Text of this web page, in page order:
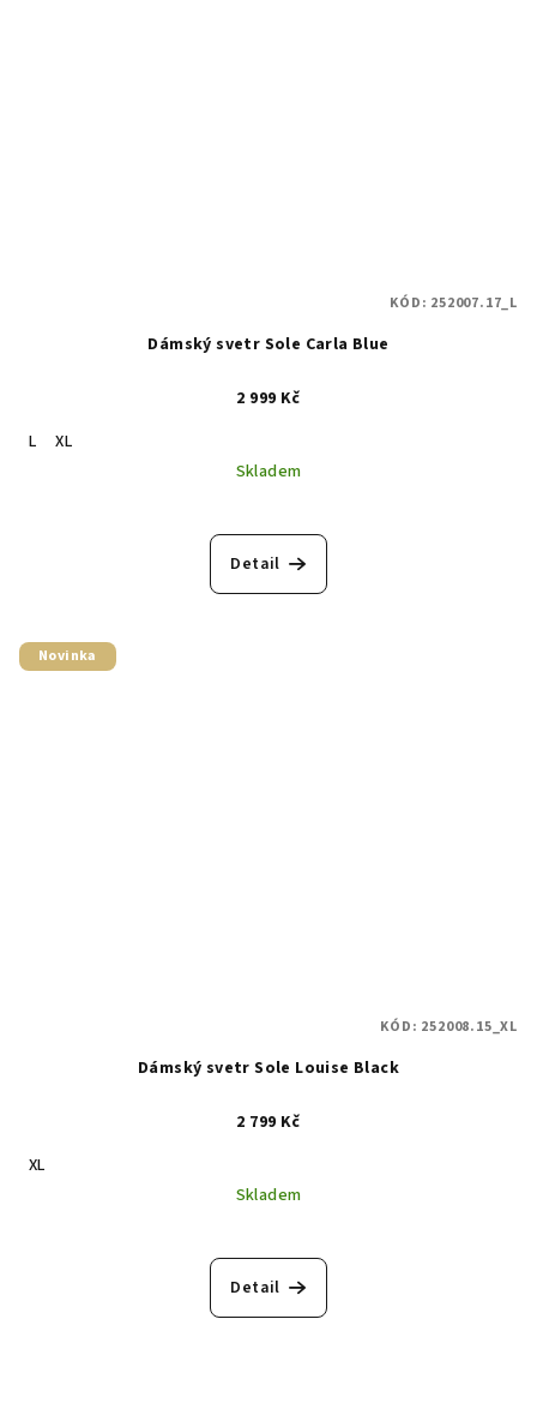
Dámský svetr Sole Carla Blue
2 999 Kč
L
XL
Skladem
Detail
KÓD: 252007.17_L
Novinka
Dámský svetr Sole Louise Black
2 799 Kč
XL
Skladem
Detail
KÓD: 252008.15_XL